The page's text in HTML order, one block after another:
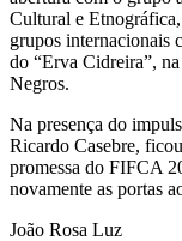
Cultural e
grupos internacionais
do “Erva Cidreira”,
Negros.
Na presença do
Ricardo Casebre,
promessa do FIFCA
novamente as portas
João Rosa Luz